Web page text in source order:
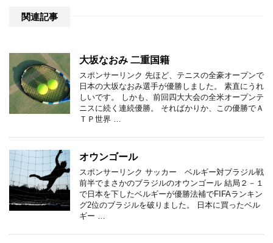
関連記事
大坂なおみ 二重国籍
スポンサーリンク 先ほど、テニスの全豪オープンで
日本の大坂なおみ選手が優勝しました。 素直にうれ
しいです。 しかも、前回四大大会の全米オープンテ
ニスに続く連続優勝。 そればかりか、この優勝でＡ
ＴＰ世界 …
オウンゴール
スポンサーリンク サッカー ベルギー対ブラジル戦
前半でまさかのブラジルのオウンゴール 結局２－１
で日本を下したベルギーが優勝法補でFIFAランキン
グ2位のブラジルを破りました。 日本に買ったベル
ギー …